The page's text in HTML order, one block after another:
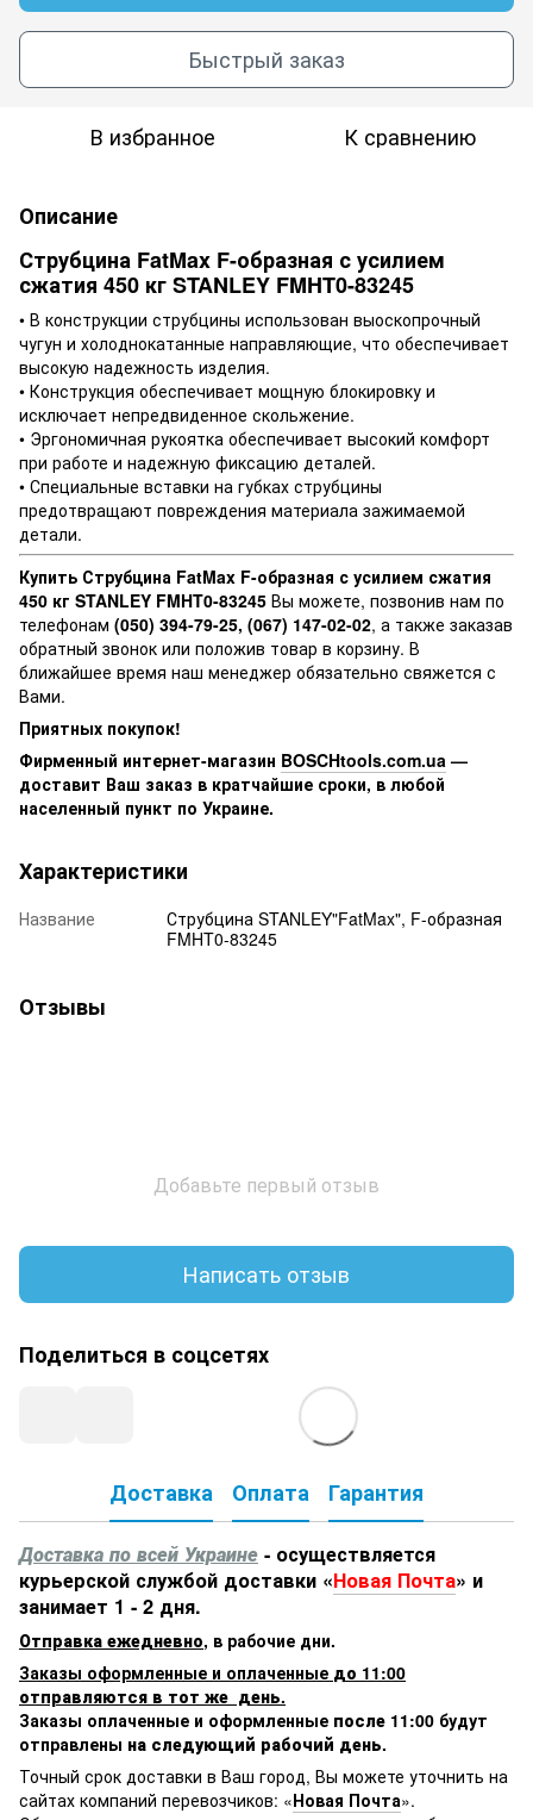
Быстрый заказ
В избранное К сравнению
Описание
Струбцина FatMax F-образная с усилием
сжатия 450 кг STANLEY FMHT0-83245
• В конструкции струбцины использован выоскопрочный
чугун и холоднокатанные направляющие, что обеспечивает
высокую надежность изделия.
• Конструкция обеспечивает мощную блокировку и
исключает непредвиденное скольжение.
• Эргономичная рукоятка обеспечивает высокий комфорт
при работе и надежную фиксацию деталей.
• Специальные вставки на губках струбцины
предотвращают повреждения материала зажимаемой
детали.
Купить Струбцина FatMax F-образная с усилием сжатия
450 кг STANLEY FMHT0-83245 Вы можете, позвонив нам по
телефонам (050) 394-79-25, (067) 147-02-02, а также заказав
обратный звонок или положив товар в корзину. В
ближайшее время наш менеджер обязательно свяжется с
Вами.
Приятных покупок!
Фирменный интернет-магазин BOSCHtools.com.ua —
доставит Ваш заказ в кратчайшие сроки, в любой
населенный пункт по Украине.
Характеристики
Название
Струбцина STANLEY"FatMax", F-образная
FMHT0-83245
Отзывы
Добавьте первый отзыв
Написать отзыв
Поделиться в соцсетях
Доставка Оплата Гарантия
Доставка по всей Украине - осуществляется
курьерской службой доставки «Новая Почта» и
занимает 1 - 2 дня.
Отправка ежедневно, в рабочие дни.
Заказы оформленные и оплаченные до 11:00
отправляются в тот же день.
Заказы оплаченные и оформленные после 11:00 будут
отправлены на следующий рабочий день.
Точный срок доставки в Ваш город, Вы можете уточнить на
сайтах компаний перевозчиков: «Новая Почта».